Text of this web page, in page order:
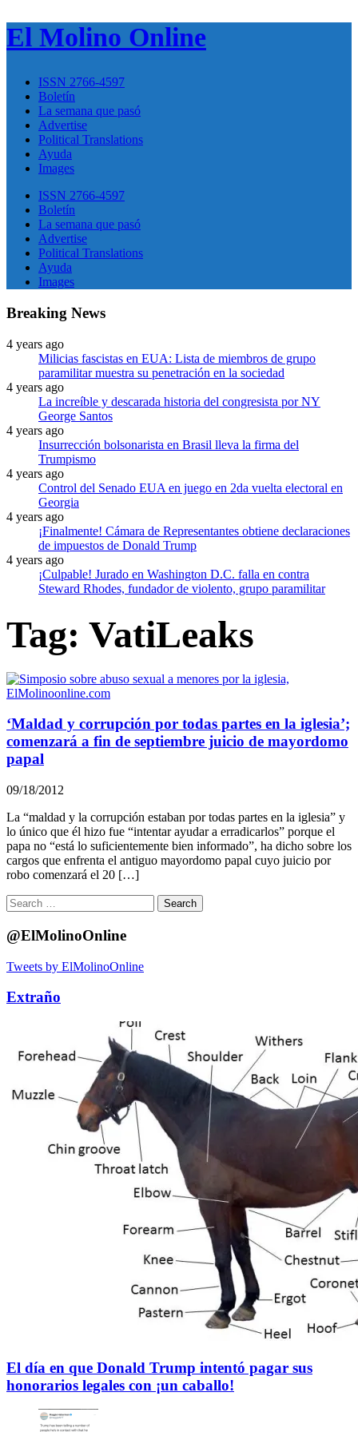
El Molino Online
ISSN 2766-4597
Boletín
La semana que pasó
Advertise
Political Translations
Ayuda
Images
ISSN 2766-4597
Boletín
La semana que pasó
Advertise
Political Translations
Ayuda
Images
Breaking News
4 years ago
Milicias fascistas en EUA: Lista de miembros de grupo
paramilitar muestra su penetración en la sociedad
4 years ago
La increíble y descarada historia del congresista por NY
George Santos
4 years ago
Insurrección bolsonarista en Brasil lleva la firma del
Trumpismo
4 years ago
Control del Senado EUA en juego en 2da vuelta electoral en
Georgia
4 years ago
¡Finalmente! Cámara de Representantes obtiene declaraciones
de impuestos de Donald Trump
4 years ago
¡Culpable! Jurado en Washington D.C. falla en contra
Steward Rhodes, fundador de violento, grupo paramilitar
Tag: VatiLeaks
‘Maldad y corrupción por todas partes en la iglesia’;
comenzará a fin de septiembre juicio de mayordomo
papal
09/18/2012
La “maldad y la corrupción estaban por todas partes en la iglesia” y
lo único que él hizo fue “intentar ayudar a erradicarlos” porque el
papa no “está lo suficientemente bien informado”, ha dicho sobre los
cargos que enfrenta el antiguo mayordomo papal cuyo juicio por
robo comenzará el 20 […]
Search
for:
@ElMolinoOnline
Tweets by ElMolinoOnline
Extraño
El día en que Donald Trump intentó pagar sus
honorarios legales con ¡un caballo!